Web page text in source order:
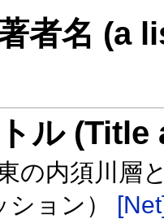
者名 (a
ル
の内須川層
ション）